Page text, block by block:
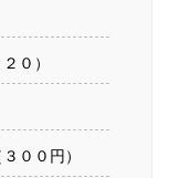
０）
００円）